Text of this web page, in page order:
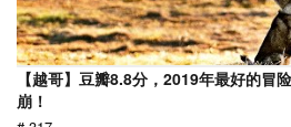
【越哥】豆瓣8.8分，2019年最好的冒
崩！